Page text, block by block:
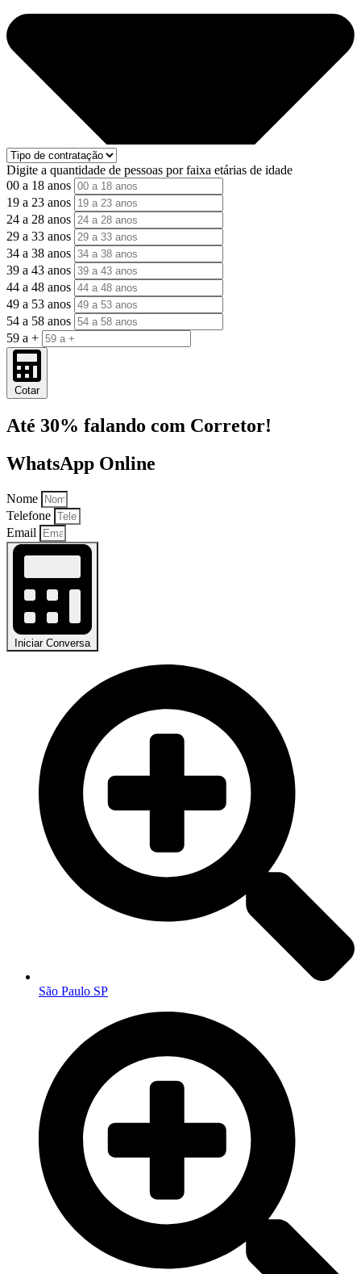
Digite a quantidade de pessoas por faixa etárias de idade
00 a 18 anos
19 a 23 anos
24 a 28 anos
29 a 33 anos
34 a 38 anos
39 a 43 anos
44 a 48 anos
49 a 53 anos
54 a 58 anos
59 a +
Cotar
Até 30% falando com Corretor!
WhatsApp Online
Nome
Telefone
Email
Iniciar Conversa
São Paulo SP